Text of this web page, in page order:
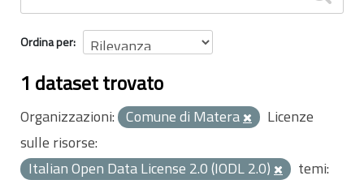
Ordina per
1 dataset trovato
Organizzazioni: Comune di Matera
Licenze
sulle risorse:
Italian Open Data License 2.0 (IODL 2.0)
temi: